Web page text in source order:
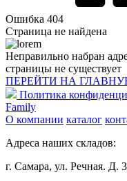
Ошибка 404
Страница не найдена
Неправильно набран
страницы не существует
ПЕРЕЙТИ НА
Политика
Family
О компании каталог
Адреса наших складов:
г. Самара, ул. Речная. Д.